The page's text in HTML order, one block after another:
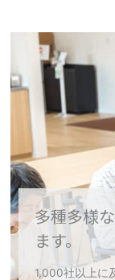
多種多様
ます。
1,000社以上に